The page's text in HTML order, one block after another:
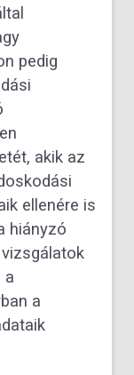
pedig
akik az
ellenére is
hiányzó
a
a